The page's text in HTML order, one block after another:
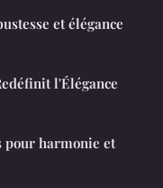
et élégance
l'Élégance
pour harmonie et